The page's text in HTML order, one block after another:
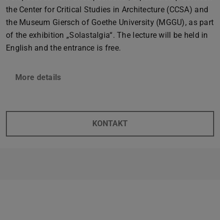
the Center for Critical Studies in Architecture (CCSA) and
the Museum Giersch of Goethe University (MGGU), as part
of the exhibition „Solastalgia“. The lecture will be held in
English and the entrance is free.
More details
KONTAKT